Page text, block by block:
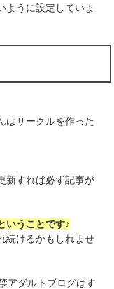
ように設定していま
はサークルを作った
新すれば必ず記事が
いうことです♪
続けるかもしれませ
アダルトブログはす